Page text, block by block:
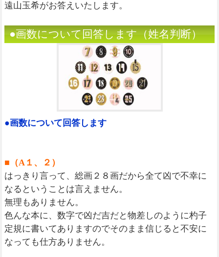
遠山玉希がお答えいたします。
●画数について回答します（姓名判断）
●画数について回答します
■（A１、２）
はっきり言って、総画２８画だから全て凶で不幸に
なるということは言えません。
無理もありません。
色んな本に、数字で凶だ吉だと物差しのように杓子
定規に書いてありますのでそのまま信じると不安に
なっても仕方ありません。